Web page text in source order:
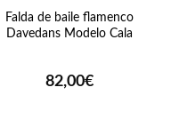
Falda de baile flamenco
Davedans Modelo Cala
82,00€